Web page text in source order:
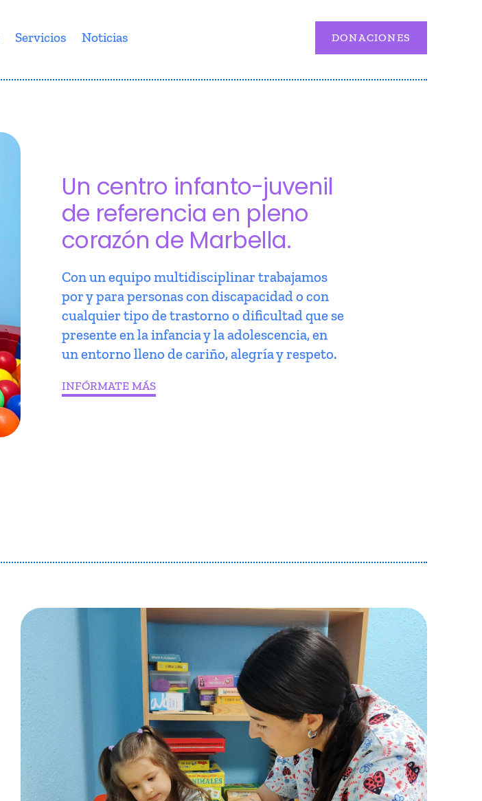
Servicios Noticias DONACIONES
Un centro infanto-juvenil
de referencia en pleno
corazón de Marbella.
Con un equipo multidisciplinar trabajamos
por y para personas con discapacidad o con
cualquier tipo de trastorno o dificultad que se
presente en la infancia y la adolescencia, en
un entorno lleno de cariño, alegría y respeto.
INFÓRMATE MÁS